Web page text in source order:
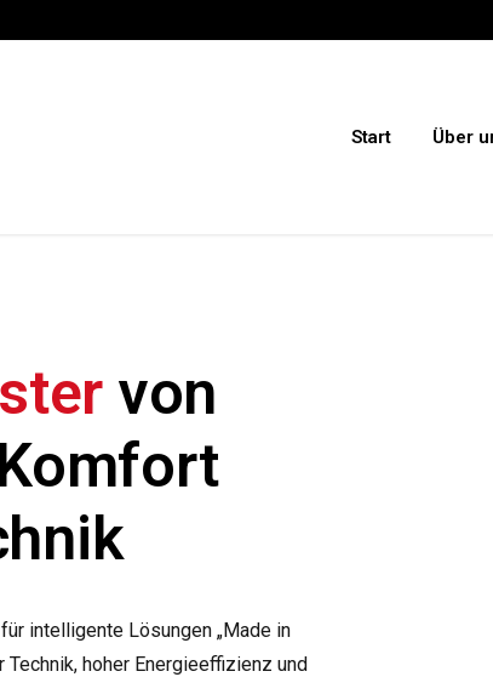
Start Über
von
intelligente Lösungen „Made in
Technik, hoher Energieeffizienz und